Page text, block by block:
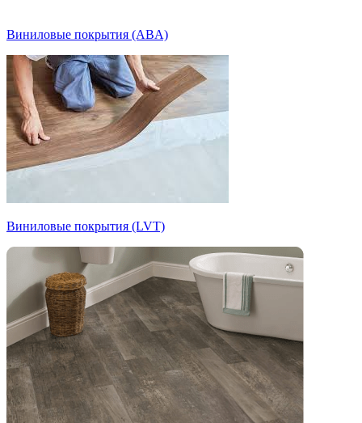
Виниловые покрытия (ABA)
Виниловые покрытия (LVT)